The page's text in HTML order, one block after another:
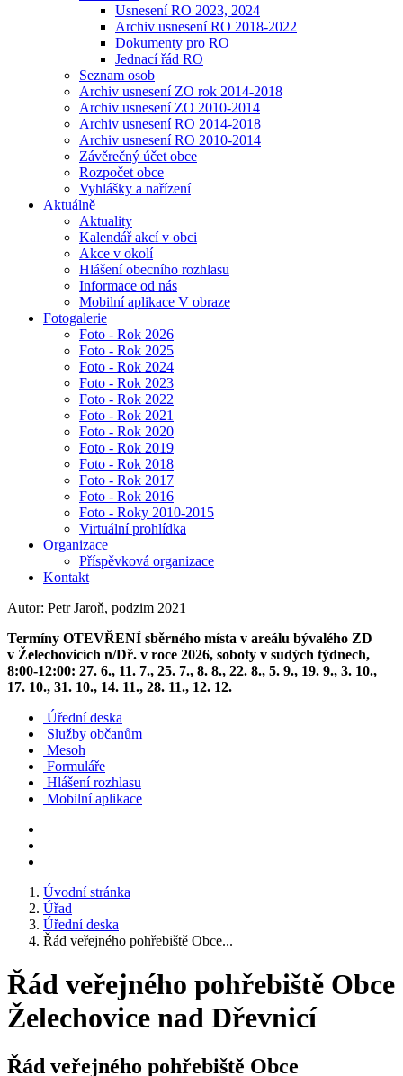
Usnesení RO 2023, 2024
Archiv usnesení RO 2018-2022
Dokumenty pro RO
Jednací řád RO
Seznam osob
Archiv usnesení ZO rok 2014-2018
Archiv usnesení ZO 2010-2014
Archiv usnesení RO 2014-2018
Archiv usnesení RO 2010-2014
Závěrečný účet obce
Rozpočet obce
Vyhlášky a nařízení
Aktuálně
Aktuality
Kalendář akcí v obci
Akce v okolí
Hlášení obecního rozhlasu
Informace od nás
Mobilní aplikace V obraze
Fotogalerie
Foto - Rok 2026
Foto - Rok 2025
Foto - Rok 2024
Foto - Rok 2023
Foto - Rok 2022
Foto - Rok 2021
Foto - Rok 2020
Foto - Rok 2019
Foto - Rok 2018
Foto - Rok 2017
Foto - Rok 2016
Foto - Roky 2010-2015
Virtuální prohlídka
Organizace
Příspěvková organizace
Kontakt
Autor: Petr Jaroň, podzim 2021
Termíny OTEVŘENÍ sběrného místa v areálu bývalého ZD
v Želechovicích n/Dř. v roce 2026, soboty v sudých týdnech,
8:00-12:00: 27. 6., 11. 7., 25. 7., 8. 8., 22. 8., 5. 9., 19. 9., 3. 10.,
17. 10., 31. 10., 14. 11., 28. 11., 12. 12.
Úřední deska
Služby občanům
Mesoh
Formuláře
Hlášení rozhlasu
Mobilní aplikace
Úvodní stránka
Úřad
Úřední deska
Řád veřejného pohřebiště Obce...
Řád veřejného pohřebiště Obce
Želechovice nad Dřevnicí
Řád veřejného pohřebiště Obce